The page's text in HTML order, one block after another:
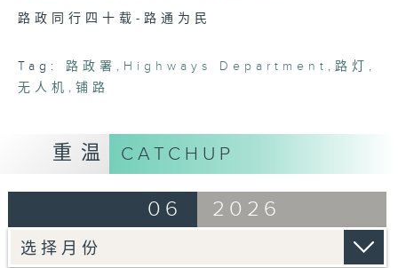
7
路政同行四十载-路通为民
Tag: 路政署 , Highways Department , 路灯 ,
无人机 ,铺路
重温 CATCHUP
06 2026